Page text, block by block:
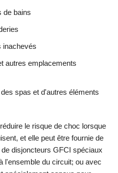
de bains
inachevés
autres emplacements
spas et d'autres éléments
le risque de choc lorsque
et elle peut être fournie de
disjoncteurs GFCI spéciaux
l'ensemble du circuit; ou avec